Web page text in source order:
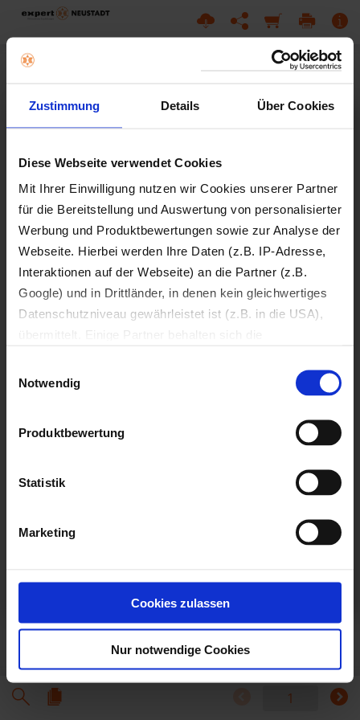
Zustimmung Details Über Cookies
Diese Webseite verwendet Cookies
Mit Ihrer Einwilligung nutzen wir Cookies unserer Partner
für die Bereitstellung und Auswertung von personalisierter
Werbung und Produktbewertungen sowie zur Analyse der
Webseite. Hierbei werden Ihre Daten (z.B. IP-Adresse,
Interaktionen auf der Webseite) an die Partner (z.B.
Google) und in Drittländer, in denen kein gleichwertiges
Datenschutzniveau gewährleistet ist (z.B. in die USA),
(z.B. zur Bereitstellung von personalisierter Werbung von
. Dort können Sie Ihre Einwilligung jederzeit mit Wirkung
Notwendig
Produktbewertung
Statistik
Marketing
Cookies zulassen
Nur notwendige Cookies
1